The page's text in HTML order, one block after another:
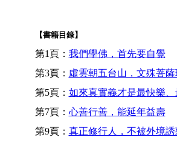
【書籍目錄】
第1頁： 我們學佛，首先要自覺
第3頁： 虛雲朝五台山，文殊菩
第5頁： 如來真實義才是最快樂
第7頁： 心善行善，能延年益壽
第9頁： 真正修行人，不被外境誘